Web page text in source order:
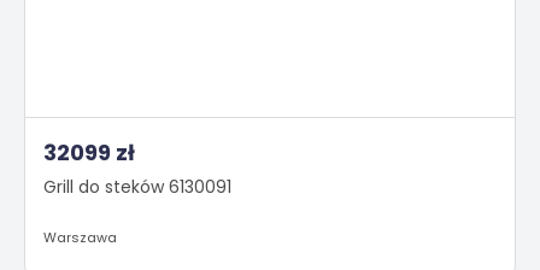
32099 zł
Grill do steków 6130091
Warszawa